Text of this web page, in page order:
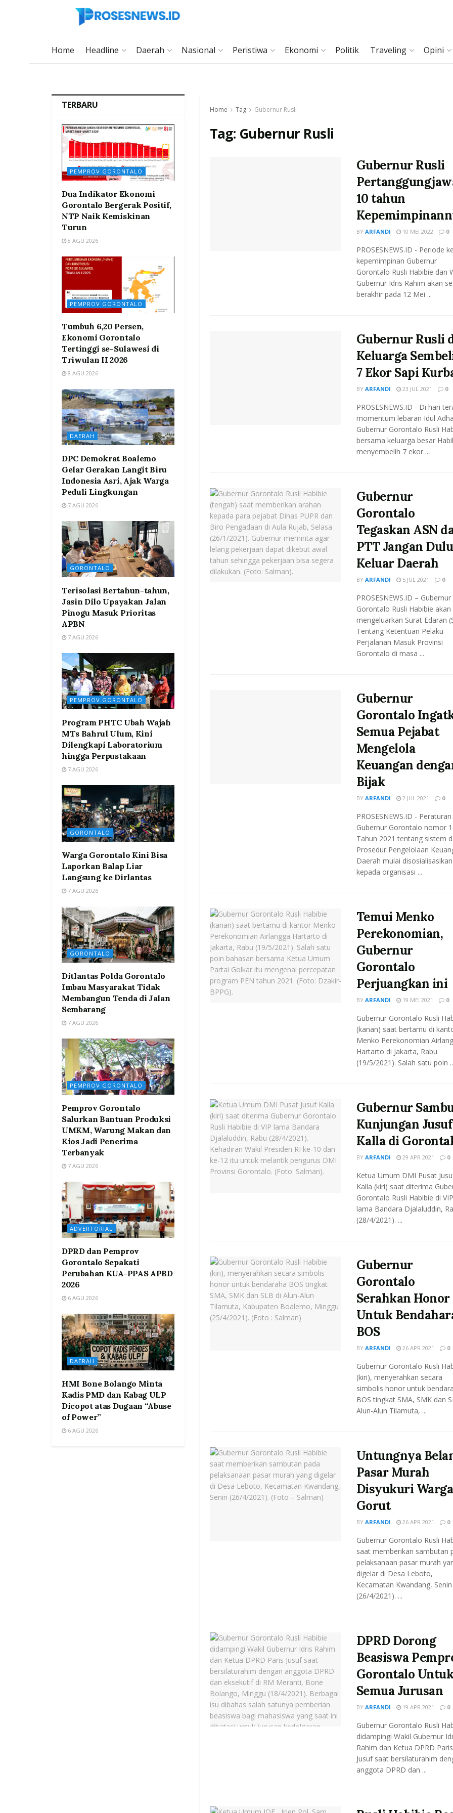
Home Headline Daerah Nasional Peristiwa Ekonomi Politik Traveling Opini
Home Tag Gubernur Rusli
Tag: Gubernur Rusli
Gubernur Rusli
10 tahun
BY ARFANDI 10 MEI 2022 0
PROSESNEWS.ID - Periode
kepemimpinan Gubernur
Gorontalo Rusli Habibie dan
Gubernur Idris Rahim akan
berakhir pada 12 Mei ...
Gubernur Rusli
Keluarga
7 Ekor Sapi
BY ARFANDI 23 JUL 2021 0
PROSESNEWS.ID - Di hari
momentum lebaran Idul
Gubernur Gorontalo Rusli
bersama keluarga besar
menyembelih 7 ekor ...
Gubernur
Gorontalo
Tegaskan ASN
PTT Jangan Dulu
Keluar Daerah
BY ARFANDI 5 JUL 2021 0
PROSESNEWS.ID – Gubernur
Gorontalo Rusli Habibie akan
mengeluarkan Surat Edaran
Tentang Ketentuan Pelaku
Perjalanan Masuk Provinsi
Gorontalo di masa ...
Gubernur
Gorontalo
Semua Pejabat
Mengelola
Keuangan
Bijak
BY ARFANDI 2 JUL 2021 0
PROSESNEWS.ID - Peraturan
Gubernur Gorontalo nomor
Tahun 2021 tentang sistem
Prosedur Pengelolaan
Daerah mulai disosialisasikan
kepada organisasi ...
Temui Menko
Perekonomian,
Gubernur
Gorontalo
Perjuangkan ini
BY ARFANDI 19 MEI 2021 0
Gubernur Gorontalo Rusli
(kanan) saat bertamu di
Menko Perekonomian
Hartarto di Jakarta, Rabu
(19/5/2021). Salah satu poin
Gubernur
Kunjungan Jusuf
Kalla di
BY ARFANDI 29 APR 2021 0
Ketua Umum DMI Pusat
Kalla (kiri) saat diterima
Gorontalo Rusli Habibie di VIP
lama Bandara Djalaluddin,
(28/4/2021). ...
Gubernur
Gorontalo
Serahkan Honor
Untuk
BOS
BY ARFANDI 26 APR 2021 0
Gubernur Gorontalo Rusli
(kiri), menyerahkan secara
simbolis honor untuk
BOS tingkat SMA, SMK dan
Alun-Alun Tilamuta, ...
Untungnya
Pasar Murah
Disyukuri Warga
Gorut
BY ARFANDI 26 APR 2021 0
Gubernur Gorontalo Rusli
saat memberikan sambutan
pelaksanaan pasar murah
digelar di Desa Leboto,
Kecamatan Kwandang, Senin
(26/4/2021). ...
DPRD Dorong
Beasiswa
Gorontalo Untuk
Semua Jurusan
BY ARFANDI 19 APR 2021 0
Gubernur Gorontalo Rusli
didampingi Wakil Gubernur
Rahim dan Ketua DPRD Paris
Jusuf saat bersilaturahim
anggota DPRD dan ...
TERBARU
PEMPROV GORONTALO
Dua Indikator Ekonomi
Gorontalo Bergerak Positif,
NTP Naik Kemiskinan
Turun
8 AGU 2026
PEMPROV GORONTALO
Tumbuh 6,20 Persen,
Ekonomi Gorontalo
Tertinggi se-Sulawesi di
Triwulan II 2026
8 AGU 2026
DAERAH
DPC Demokrat Boalemo
Gelar Gerakan Langit Biru
Indonesia Asri, Ajak Warga
Peduli Lingkungan
7 AGU 2026
GORONTALO
Terisolasi Bertahun-tahun,
Jasin Dilo Upayakan Jalan
Pinogu Masuk Prioritas
APBN
7 AGU 2026
PEMPROV GORONTALO
Program PHTC Ubah Wajah
MTs Bahrul Ulum, Kini
Dilengkapi Laboratorium
hingga Perpustakaan
7 AGU 2026
GORONTALO
Warga Gorontalo Kini Bisa
Laporkan Balap Liar
Langsung ke Dirlantas
7 AGU 2026
GORONTALO
Ditlantas Polda Gorontalo
Imbau Masyarakat Tidak
Membangun Tenda di Jalan
Sembarang
7 AGU 2026
PEMPROV GORONTALO
Pemprov Gorontalo
Salurkan Bantuan Produksi
UMKM, Warung Makan dan
Kios Jadi Penerima
Terbanyak
7 AGU 2026
ADVERTORIAL
DPRD dan Pemprov
Gorontalo Sepakati
Perubahan KUA-PPAS APBD
2026
6 AGU 2026
DAERAH
HMI Bone Bolango Minta
Kadis PMD dan Kabag ULP
Dicopot atas Dugaan “Abuse
of Power”
6 AGU 2026